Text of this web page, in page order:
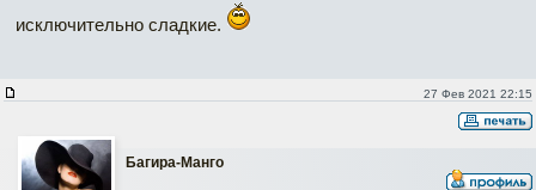
исключительно сладкие.
27 Фев 2021 22:15
Багира-Манго